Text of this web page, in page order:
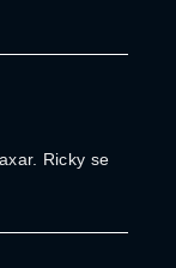
Ricky se